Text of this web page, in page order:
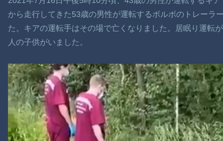
から走行してきた53歳の男性が運転するボルボのトレーラ
た。キアの運転手はその場で亡くなりました。居眠り運転
人の子供がいました。